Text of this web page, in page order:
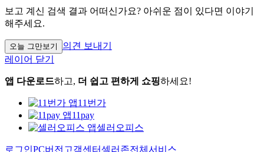
보고 계신 검색 결과 어떠신가요? 아쉬운 점이 있다면 이야기
해주세요.
오늘 그만보기
의견 보내기
레이어 닫기
앱 다운로드하고, 더 쉽고 편하게 쇼핑하세요!
11번가
11pay
셀러오피스
로그인PC버전 고객센터셀러존전체서비스